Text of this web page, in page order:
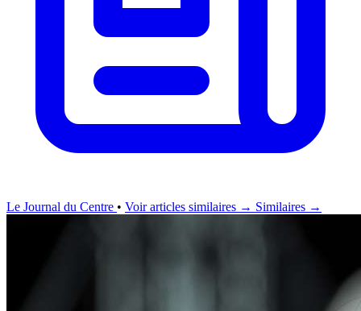
Le Journal du Centre • Voir articles similaires → Similaires →